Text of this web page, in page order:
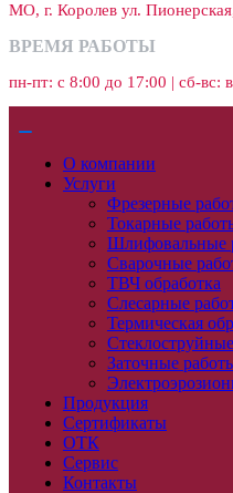
МО, г. Королев ул.
ВРЕМЯ РАБОТЫ
пн-пт: с 8:00 до 17:00 | сб-вс:
О компании
Услуги
Фрезерные
Токарные
Шлифовальные
Сварочные
ТВЧ обработка
Слесарные
Термическая
Заточные
Продукция
Сертификаты
ОТК
Сервис
Контакты